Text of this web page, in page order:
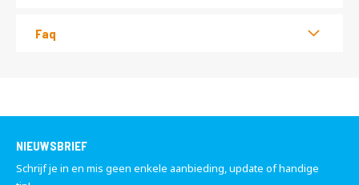
Faq
NIEUWSBRIEF
Schrijf je in en mis geen enkele aanbieding, update of handige